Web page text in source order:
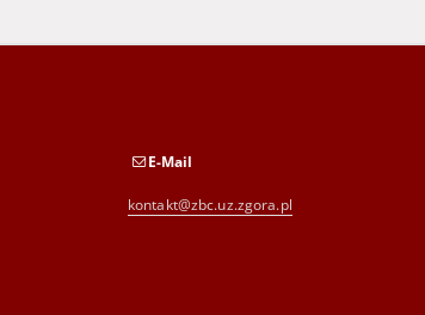
E-Mail
kontakt@zbc.uz.zgora.pl